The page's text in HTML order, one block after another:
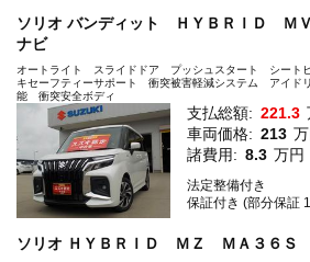
ソリオ バンディット ＨＹＢＲＩＤ
ナビ
オートライト スライドドア プッシュスタート シート
キセーフティーサポート 衝突被害軽減システム アイド
能 衝突安全ボディ
支払総額: 221.3
車両価格: 213
諸費用: 8.3 万円
法定整備付き
保証付き (部分保証
ソリオ ＨＹＢＲＩＤ ＭＺ ＭＡ３６Ｓ